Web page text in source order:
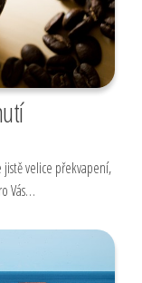
velice překvapení,
Vás…